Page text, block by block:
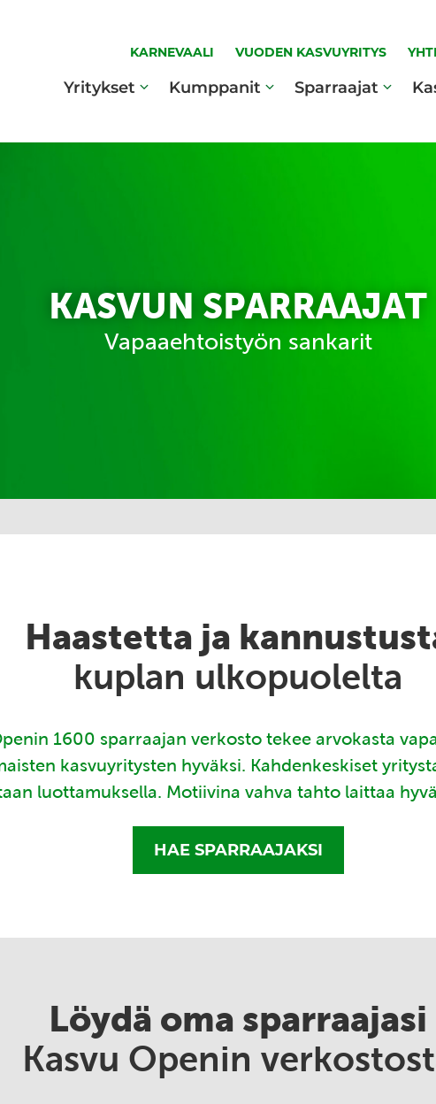
KARNEVAALI VUODEN KASVUYRITYS
Yritykset Kumppanit Sparraajat
KASVUN SPARRAAJAT
Vapaaehtoistyön sankarit
Haastetta ja
kuplan ulkopuolelta
1600 sparraajan verkosto tekee arvokasta
kasvuyritysten hyväksi. Kahdenkeskiset
luottamuksella. Motiivina vahva tahto laittaa
HAE SPARRAAJAKSI
Löydä oma sparraajasi
Kasvu Openin